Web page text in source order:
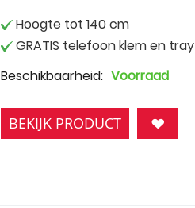
Hoogte tot 140 cm
GRATIS telefoon klem en tray
Beschikbaarheid: Voorraad
BEKIJK PRODUCT